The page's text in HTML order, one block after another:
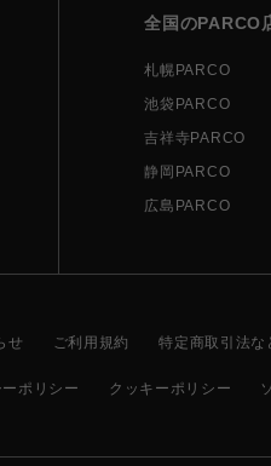
全国のPARCO
札幌PARCO
池袋PARCO
吉祥寺PARCO
静岡PARCO
広島PARCO
せ ご利用規約 特定商取引法な
ポリシー クッキーポリシー